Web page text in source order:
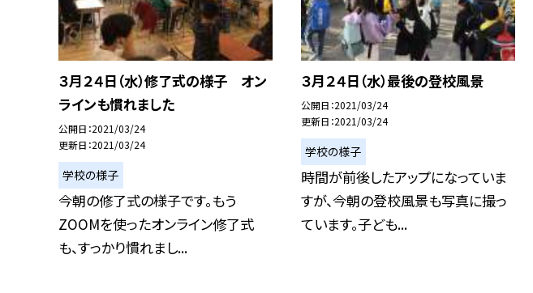
３月２４日（水）修了式の様子 オン
ラインも慣れました
公開日 2021/03/24
更新日 2021/03/24
学校の様子
今朝の修了式の様子です。もう
ZOOMを使ったオンライン修了式
も、すっかり慣れまし...
３月２４日（水）最後の登校風景
公開日 2021/03/24
更新日 2021/03/24
学校の様子
時間が前後したアップになっていま
すが、今朝の登校風景も写真に撮っ
ています。子ども...